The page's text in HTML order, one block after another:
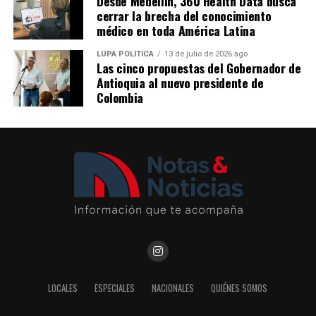
Más información en
https://www.concejodemedellin.gov.co/
Comparte el artículo:
mercado en el plan estratégico de crecimiento de la
empresa y en su liderazgo como referente de movilidad
sostenible en América Latina.
Comparte el artículo:
Me gusta esto:
cerrar la brecha del conocimiento
médico en toda América Latina
LUPA POLÍTICA 13 de julio de 2026 ago
Las cinco propuestas del Gobernador de
Antioquia al nuevo presidente de
Colombia
LOCALES ESPECIALES NACIONALES QUIÉNES SOMOS